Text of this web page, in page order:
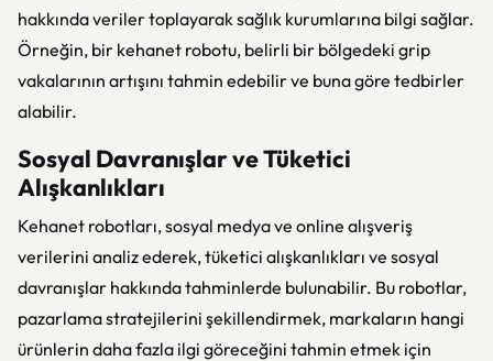
hakkında veriler toplayarak sağlık kurumlarına bilgi sağlar.
Örneğin, bir kehanet robotu, belirli bir bölgedeki grip
vakalarının artışını tahmin edebilir ve buna göre tedbirler
alabilir.
Sosyal Davranışlar ve Tüketici
Alışkanlıkları
Kehanet robotları, sosyal medya ve online alışveriş
verilerini analiz ederek, tüketici alışkanlıkları ve sosyal
davranışlar hakkında tahminlerde bulunabilir. Bu robotlar,
pazarlama stratejilerini şekillendirmek, markaların hangi
ürünlerin daha fazla ilgi göreceğini tahmin etmek için